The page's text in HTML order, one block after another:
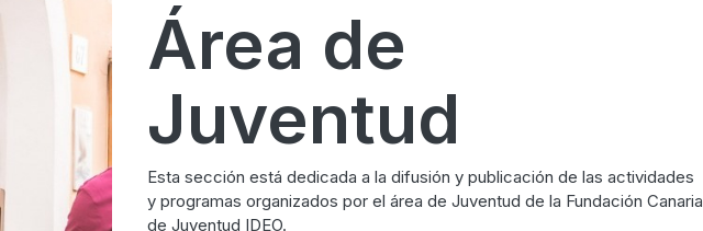
Área de
Juventud
Esta sección está dedicada a la difusión y publicación de las actividades
y programas organizados por el área de Juventud de la Fundación Canaria
de Juventud IDEO.